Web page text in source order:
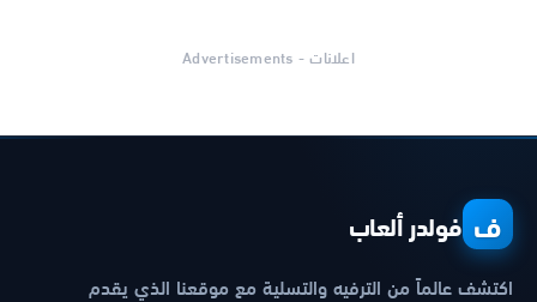
اعلانات - Advertisements
ف فولدر ألعاب
اكتشف عالماً من الترفيه والتسلية مع موقعنا الذي يقدم